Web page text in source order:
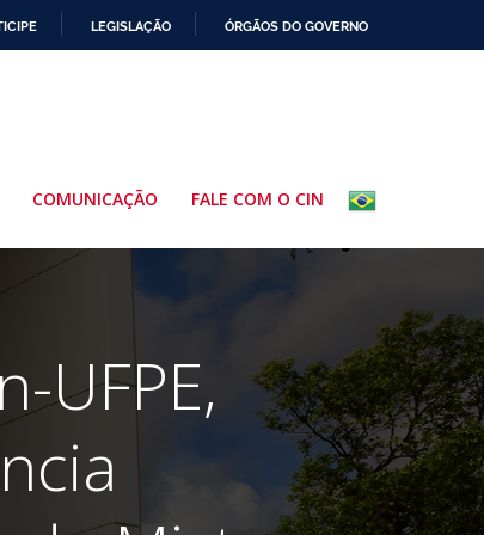
LEGISLAÇÃO ÓRGÃOS DO GOVERNO
COMUNICAÇÃO FALE COM O CIN
UFPE,